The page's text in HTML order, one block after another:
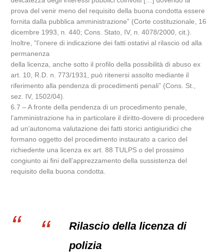
prova del venir meno del requisito della buona condotta essere
fornita dalla pubblica amministrazione” (Corte costituzionale, 16
dicembre 1993, n. 440; Cons. Stato, IV, n. 4078/2000, cit.).
Inoltre, “l’onere di indicazione dei fatti ostativi al rilascio od alla
permanenza
della licenza, anche sotto il profilo della possibilità di abuso ex
art. 10, R.D. n. 773/1931, può ritenersi assolto mediante il
riferimento alla pendenza di procedimenti penali” (Cons. St.,
sez. IV, 1502/04).
6.7 – A fronte della pendenza di un procedimento penale,
l’amministrazione ha in particolare il diritto-dovere di procedere
ad un’autonoma valutazione dei fatti storici antigiuridici che
formano oggetto del procedimento instaurato a carico del
richiedente una licenza ex art. 88 TULPS o del prossimo
congiunto ai fini dell’apprezzamento della sussistenza del
requisito della buona condotta.
Rilascio della licenza di
polizia